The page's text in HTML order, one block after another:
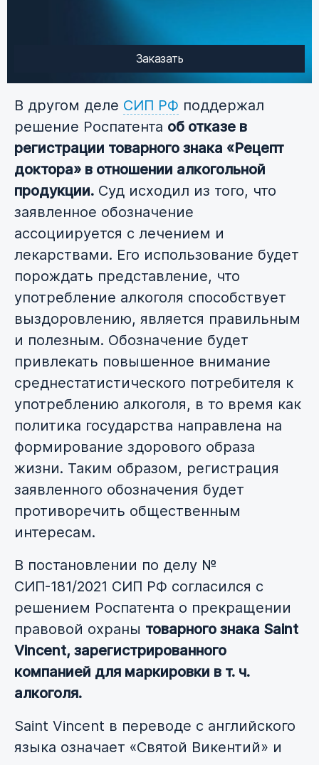
Заказать
В другом деле СИП РФ поддержал
решение Роспатента об отказе в
регистрации товарного знака «Рецепт
доктора» в отношении алкогольной
продукции. Суд исходил из того, что
заявленное обозначение
ассоциируется с лечением и
лекарствами. Его использование будет
порождать представление, что
употребление алкоголя способствует
выздоровлению, является правильным
и полезным. Обозначение будет
привлекать повышенное внимание
среднестатистического потребителя к
употреблению алкоголя, в то время как
политика государства направлена на
формирование здорового образа
жизни. Таким образом, регистрация
заявленного обозначения будет
противоречить общественным
интересам.
В постановлении по делу №
СИП-181/2021 СИП РФ согласился с
решением Роспатента о прекращении
правовой охраны товарного знака Saint
Vincent, зарегистрированного
компанией для маркировки в т. ч.
алкоголя.
Saint Vincent в переводе с английского
языка означает «Святой Викентий» и